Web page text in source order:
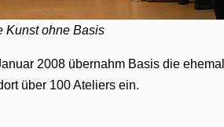
Kunst ohne Basis
2008 übernahm Basis die
über 100 Ateliers ein.